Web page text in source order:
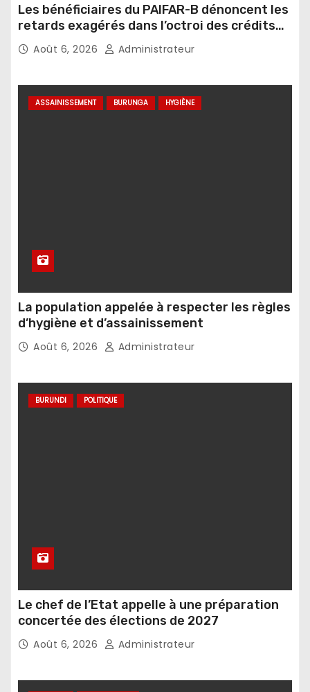
Les bénéficiaires du PAIFAR-B dénoncent les
retards exagérés dans l’octroi des crédits
agricoles
Août 6, 2026 Administrateur
ASSAINISSEMENT BURUNGA HYGIÈNE
La population appelée à respecter les règles
d’hygiène et d’assainissement
Août 6, 2026 Administrateur
BURUNDI POLITIQUE
Le chef de l’Etat appelle à une préparation
concertée des élections de 2027
Août 6, 2026 Administrateur